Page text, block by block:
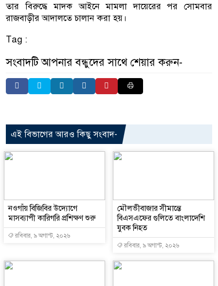
তার বিরুদ্ধে মাদক আইনে মামলা দায়েরের পর সোমবার
রাজবাড়ীর আদালতে চালান করা হয়।
Tag :
সংবাদটি আপনার বন্ধুদের সাথে শেয়ার করুন-
এই বিভাগের আরও কিছু সংবাদ-
নওগাঁয় বিজিবির উদ্যোগে
মাসব্যাপী কারিগরি প্রশিক্ষণ শুরু
রবিবার, ৯ অগাস্ট, ২০২৬
মৌলভীবাজার সীমান্তে
বিএসএফের গুলিতে বাংলাদেশি
যুবক নিহত
রবিবার, ৯ অগাস্ট, ২০২৬